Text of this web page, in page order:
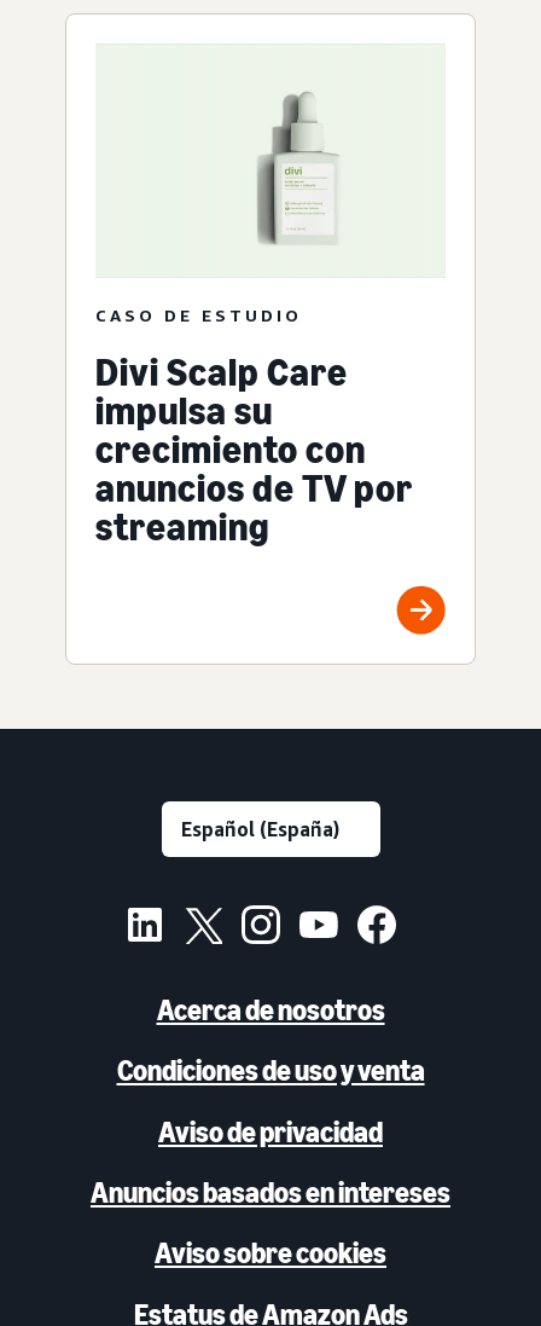
CASO DE ESTUDIO
Divi Scalp Care
impulsa su
crecimiento con
anuncios de TV por
streaming
Acerca de nosotros
Condiciones de uso y venta
Aviso de privacidad
Anuncios basados en intereses
Aviso sobre cookies
Estatus de Amazon Ads